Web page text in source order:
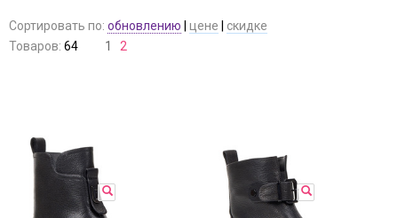
Сортировать по: обновлению цене
скидке
Товаров: 64 1 2